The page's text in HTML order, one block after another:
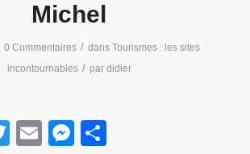
Michel
0 Commentaires / dansTourismes : les sites
incontournables / par didier
Twitter
EmailMessenger